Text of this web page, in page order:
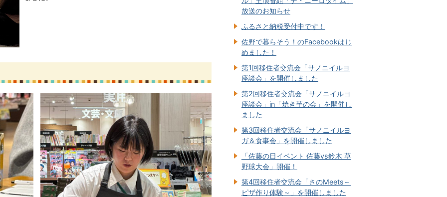
放送のお知らせ
ふるさと納税受付中です！
佐野で暮らそう！のFacebookはじ
めました！
第1回移住者交流会「サノニイルヨ
座談会」を開催しました
第2回移住者交流会「サノニイルヨ
座談会」in「焼き芋の会」を開催し
ました
第3回移住者交流会「サノニイルヨ
ガ＆食事会」を開催しました
「佐藤の日イベント 佐藤vs鈴木 草
野球大会」開催！
第4回移住者交流会「さのMeets～
ピザ作り体験～」を開催しました